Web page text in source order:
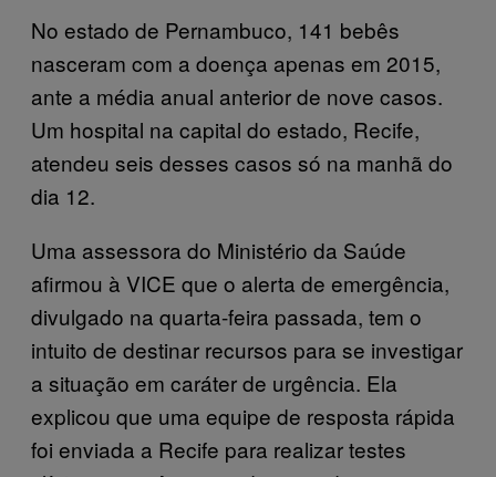
No estado de Pernambuco, 141 bebês
nasceram com a doença apenas em 2015,
ante a média anual anterior de nove casos.
Um hospital na capital do estado, Recife,
atendeu seis desses casos só na manhã do
dia 12.
Uma assessora do Ministério da Saúde
afirmou à VICE que o alerta de emergência,
divulgado na quarta-feira passada, tem o
intuito de destinar recursos para se investigar
a situação em caráter de urgência. Ela
explicou que uma equipe de resposta rápida
foi enviada a Recife para realizar testes